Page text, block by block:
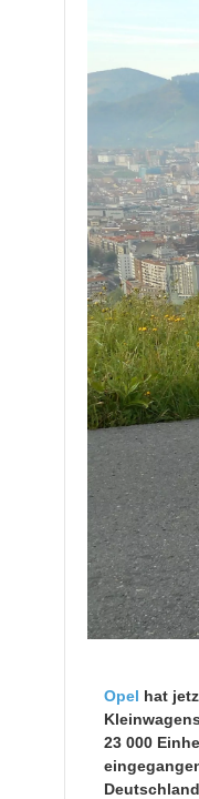
Opel hat
23 000